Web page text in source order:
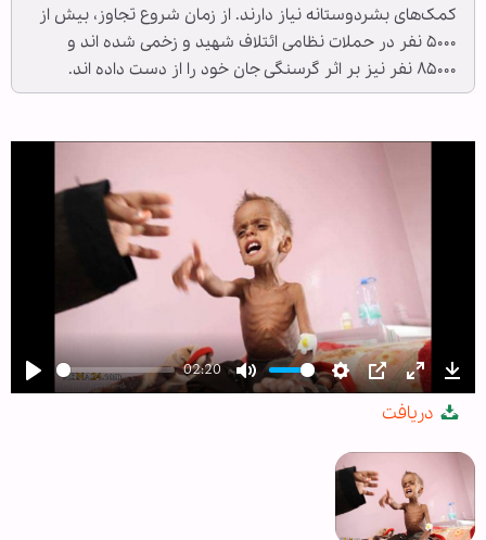
کمک‌های بشردوستانه نیاز دارند. از زمان شروع تجاوز، بیش از
۵۰۰۰ نفر در حملات نظامی ائتلاف شهید و زخمی شده اند و
۸۵۰۰۰ نفر نیز بر اثر گرسنگی جان خود را از دست داده اند.
Play
02:20
Mute Settings
PIP Enter
دریافت